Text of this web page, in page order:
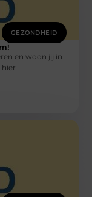
GEZONDHEID
en woon jij in